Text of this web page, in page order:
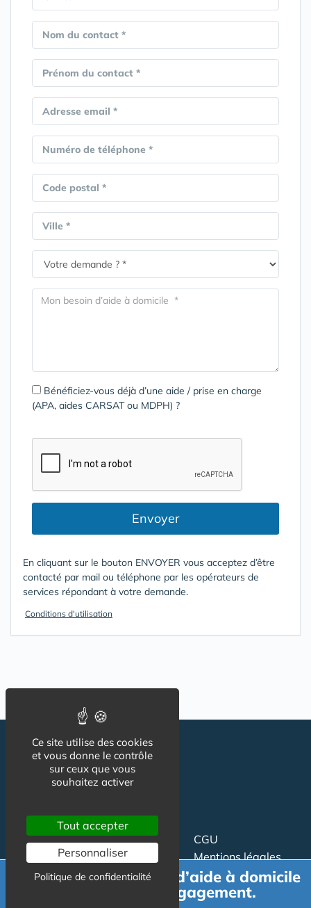
Nom du contact *
Prénom du contact *
Adresse email *
Numéro de téléphone *
Code postal *
Ville *
Bénéficiez-vous déjà d’une aide / prise en charge
(APA, aides CARSAT ou MDPH) ?
Envoyer
En cliquant sur le bouton ENVOYER vous acceptez d’être
contacté par mail ou téléphone par les opérateurs de
services répondant à votre demande.
Conditions d'utilisation
Suivez-nous
CGU
Mentions légales
Charte
Proposer un article
Demande de devis d’aide à domicile
gratuit et sans engagement.
Ce site utilise des cookies
et vous donne le contrôle
sur ceux que vous
souhaitez activer
Tout accepter
Personnaliser
Politique de confidentialité